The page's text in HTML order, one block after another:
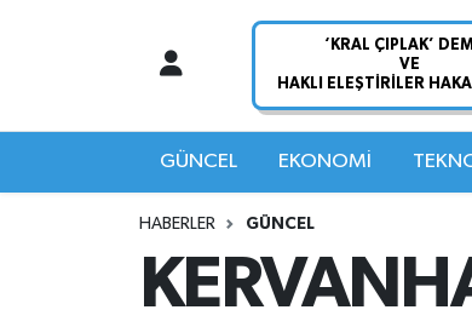
GÜNCEL EKONOMİ
HABERLER GÜNCEL
Hava Durumu
Namaz Vakitleri
Trafik Durumu